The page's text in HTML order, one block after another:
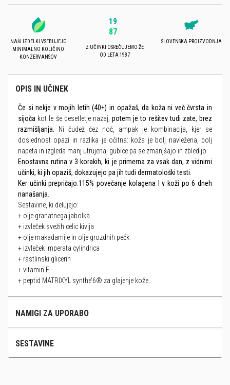
NAŠI IZDELKI VSEBUJEJO
MINIMALNO KOLIČINO
KONZERVANSOV
19
87
Z UČINKI OSREČUJEMO ŽE
OD LETA 1987
SLOVENSKA PROIZVODNJA
OPIS IN UČINEK
Če si nekje v mojih letih (40+) in opažaš, da koža ni več čvrsta in
sijoča ​​kot le še desetletje nazaj, potem je to rešitev tudi zate, brez
razmišljanja. Ni čudež čez noč, ampak je kombinacija, kjer se
doslednost opazi in razlika je očitna: koža je bolj navležena, bolj
napeta in izgleda manj utrujena, gubice pa se zmanjšajo in zbledijo.
Enostavna rutina v 3 korakih, ki je primerna za vsak dan, z vidnimi
učinki, ki jih opaziš, dokazujejo pa jih tudi dermatološki testi.
Ker učinki prepričajo:115% povečanje kolagena I v koži po 6 dneh
nanašanja.
Sestavine, ki delujejo:
+ olje granatnega jabolka
+ izvleček svežih celic kivija
+ olje makadamije in olje grozdnih pečk
+ izvleček Imperata cylindrica
+ rastlinski glicerin
+ vitamin E
+ peptid MATRIXYL synthe’6® za glajenje kože.
NAMIGI ZA UPORABO
SESTAVINE